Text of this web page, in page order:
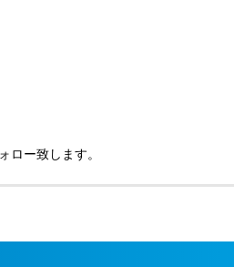
ロー致します。